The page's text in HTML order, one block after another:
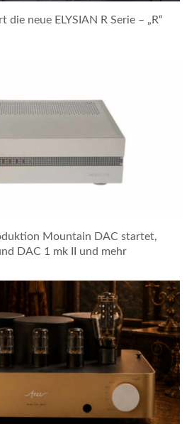
neue ELYSIAN R Serie – „R“
Mountain DAC startet,
DAC 1 mk II und mehr